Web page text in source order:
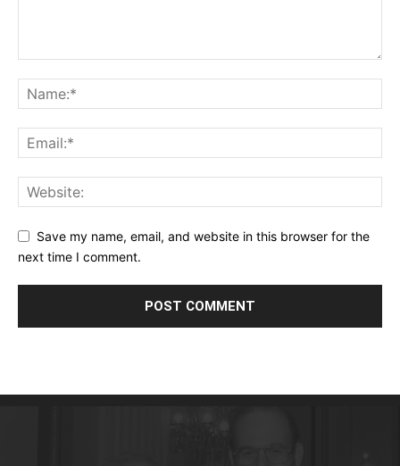
Save my name, email, and website in this browser for the
next time I comment.